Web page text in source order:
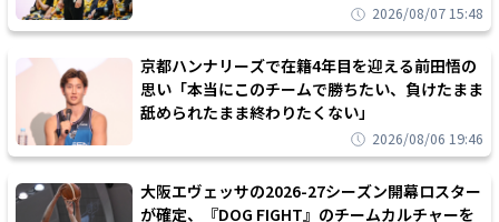
2026/08/07 15:48
京都ハンナリーズで在籍4年目を迎える前田悟の
思い「本当にこのチームで勝ちたい、負けたまま
舐められたまま終わりたくない」
2026/08/06 19:46
大阪エヴェッサの2026-27シーズン開幕ロスター
が確定、『DOG FIGHT』のチームカルチャーを